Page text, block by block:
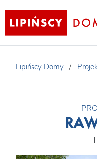
Lipińscy Domy /